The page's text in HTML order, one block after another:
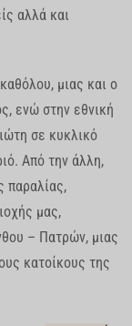
αλλά και
μιας και ο
ενώ στην εθνική
σε κυκλικό
Από την άλλη,
παραλίας,
μας,
– Πατρών, μιας
κατοίκους της